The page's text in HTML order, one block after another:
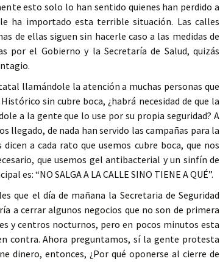
esto solo lo han sentido quienes han perdido a
ha importado esta terrible situación. Las calles
de ellas siguen sin hacerle caso a las medidas de
por el Gobierno y la Secretaría de Salud, quizás
llamándole la atención a muchas personas que
sin cubre boca, ¿habrá necesidad de que la
a la gente que lo use por su propia seguridad? A
llegado, de nada han servido las campañas para la
a cada rato que usemos cubre boca, que nos
que usemos gel antibacterial y un sinfín de
es: “NO SALGA A LA CALLE SINO TIENE A QUÉ”.
que el día de mañana la Secretaria de Seguridad
a cerrar algunos negocios que no son de primera
y centros nocturnos, pero en pocos minutos esta
contra. Ahora preguntamos, sí la gente protesta
dinero, entonces, ¿Por qué oponerse al cierre de